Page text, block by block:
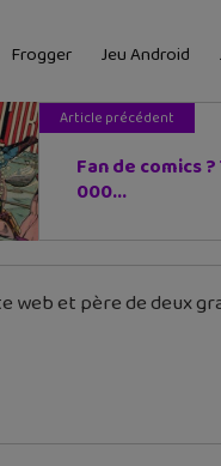
Frogger Jeu Android
Article précédent
Fan de comics
000...
web et père de deux